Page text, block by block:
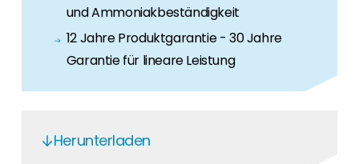
und Ammoniakbeständigkeit
12 Jahre Produktgarantie - 30 Jahre
Garantie für lineare Leistung
Herunterladen